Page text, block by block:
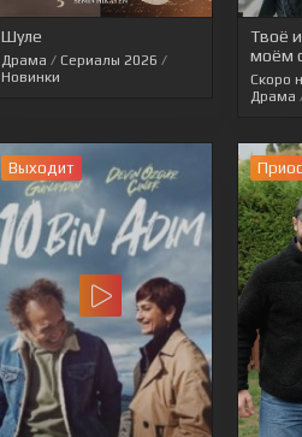
Шуле
Драма / Сериалы 2026 /
Новинки
Твоё
моём
Скоро
Драма
Выходит